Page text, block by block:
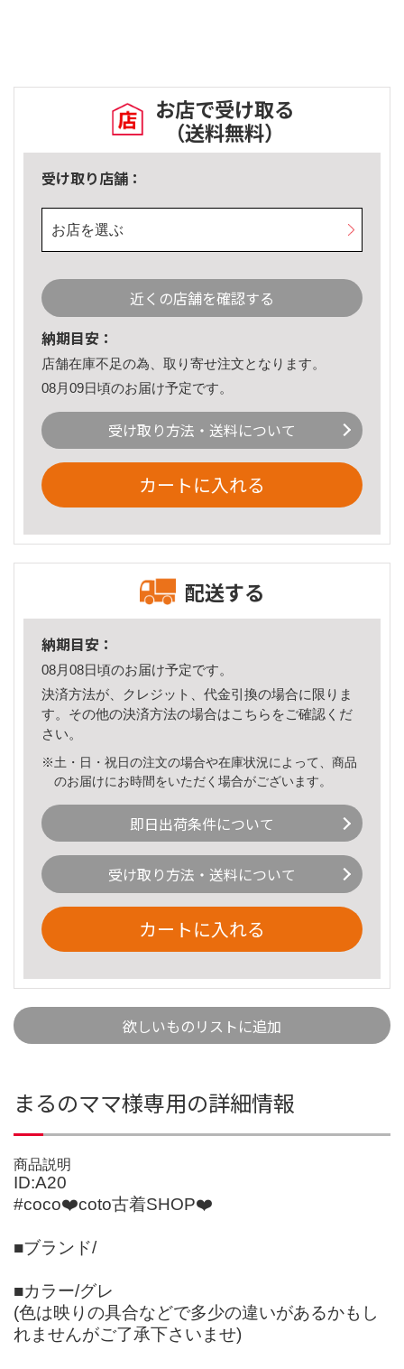
お店で受け取る
（送料無料）
受け取り店舗：
お店を選ぶ
近くの店舗を確認する
納期目安：
店舗在庫不足の為、取り寄せ注文となります。
08月09日頃のお届け予定です。
受け取り方法・送料について
カートに入れる
配送する
納期目安：
08月08日頃のお届け予定です。
決済方法が、クレジット、代金引換の場合に限りま
す。その他の決済方法の場合はこちら をご確認くだ
さい。
※土・日・祝日の注文の場合や在庫状況によって、商品
のお届けにお時間をいただく場合がございます。
即日出荷条件について
受け取り方法・送料について
カートに入れる
欲しいものリストに追加
まるのママ様専用の詳細情報
商品説明
ID:A20
#coco❤️coto古着SHOP❤️
■ブランド/
■カラー/グレ
(色は映りの具合などで多少の違いがあるかもし
れませんがご了承下さいませ)